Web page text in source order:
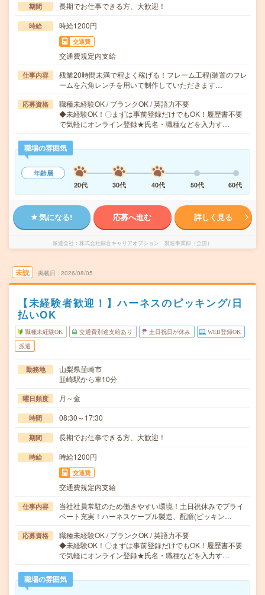
期間 長期でお仕事できる方、大歓迎！
時給 時給1200円
交通費
交通費規定内支給
仕事内容
残業20時間未満で程よく稼げる！フレーム工程(装置のフレ
ームを六角レンチを用いて制作していただきます…
応募資格
職種未経験OK / ブランクOK / 英語力不要
◆未経験OK！〇まずは事前登録だけでもOK！履歴書不要
で気軽にオンライン登録★氏名・職種などを入力す…
職場の雰囲気
年齢層
20代
30代 40代 50代 60代
気になる! 応募へ進む 詳しく見る
派遣会社 株式会社綜合キャリアオプション 製造事業部（全国）
未読 掲載日 2026/08/05
【未経験者歓迎！】ハーネスのピッキング/日
払いOK
職種未経験OK 交通費別途支給あり 土日祝日が休み WEB登録OK
派遣
勤務地
山梨県韮崎市
韮崎駅から車10分
曜日頻度 月～金
時間 08:30～17:30
期間 長期でお仕事できる方、大歓迎！
時給 時給1200円
交通費
交通費規定内支給
仕事内容
当社社員常駐のため働きやすい環境！土日祝休みでプライ
ベート充実！ハーネスケーブル製造、配膳(ピッキン…
応募資格
職種未経験OK / ブランクOK / 英語力不要
◆未経験OK！〇まずは事前登録だけでもOK！履歴書不要
で気軽にオンライン登録★氏名・職種などを入力す…
職場の雰囲気